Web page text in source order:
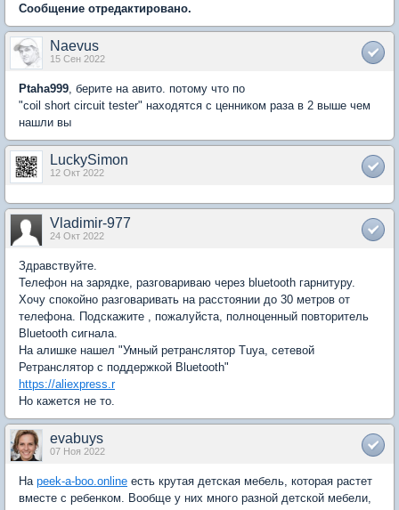
Сообщение отредактировано.
Naevus
15 Сен 2022
Ptaha999 , берите на авито. потому что по
"coil short circuit tester" находятся с ценником раза в 2 выше чем
нашли вы
LuckySimon
12 Окт 2022
Vladimir-977
24 Окт 2022
Здравствуйте.
Телефон на зарядке, разговариваю через bluetooth гарнитуру.
Хочу спокойно разговаривать на расстоянии до 30 метров от
телефона. Подскажите , пожалуйста, полноценный повторитель
Bluetooth сигнала.
На алишке нашел "Умный ретранслятор Tuya, сетевой
Ретранслятор с поддержкой Bluetooth"
https://aliexpress.r
Но кажется не то.
evabuys
07 Ноя 2022
На peek-a-boo.online есть крутая детская мебель, которая растет
вместе с ребенком. Вообще у них много разной детской мебели,